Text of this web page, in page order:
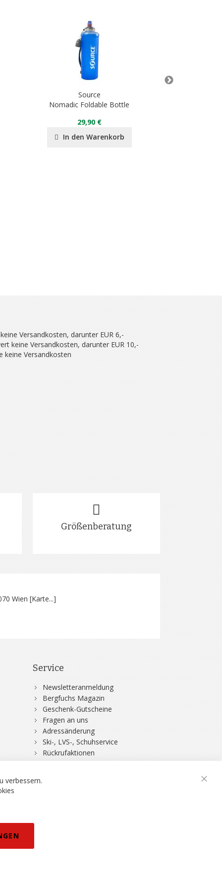
Source
Nomadic Foldable Bottle
29,90 €
In den Warenkorb
Versandkosten, darunter EUR 6,-
keine Versandkosten, darunter EUR 10,-
keine Versandkosten
Größenberatung
Wien [Karte...]
Service
Newsletteranmeldung
Bergfuchs Magazin
Geschenk-Gutscheine
Fragen an uns
Adressänderung
Ski-, LVS-, Schuhservice
Rückrufaktionen
DSV-Skiversicherung
vorbehalten.
verbessern.